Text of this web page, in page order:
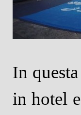
In
in hotel